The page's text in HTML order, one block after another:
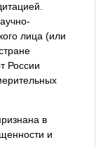
лица (или
России
в
и